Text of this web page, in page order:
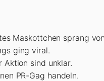
Maskottchen sprang
ging viral.
Aktion sind unklar.
PR-Gag handeln.